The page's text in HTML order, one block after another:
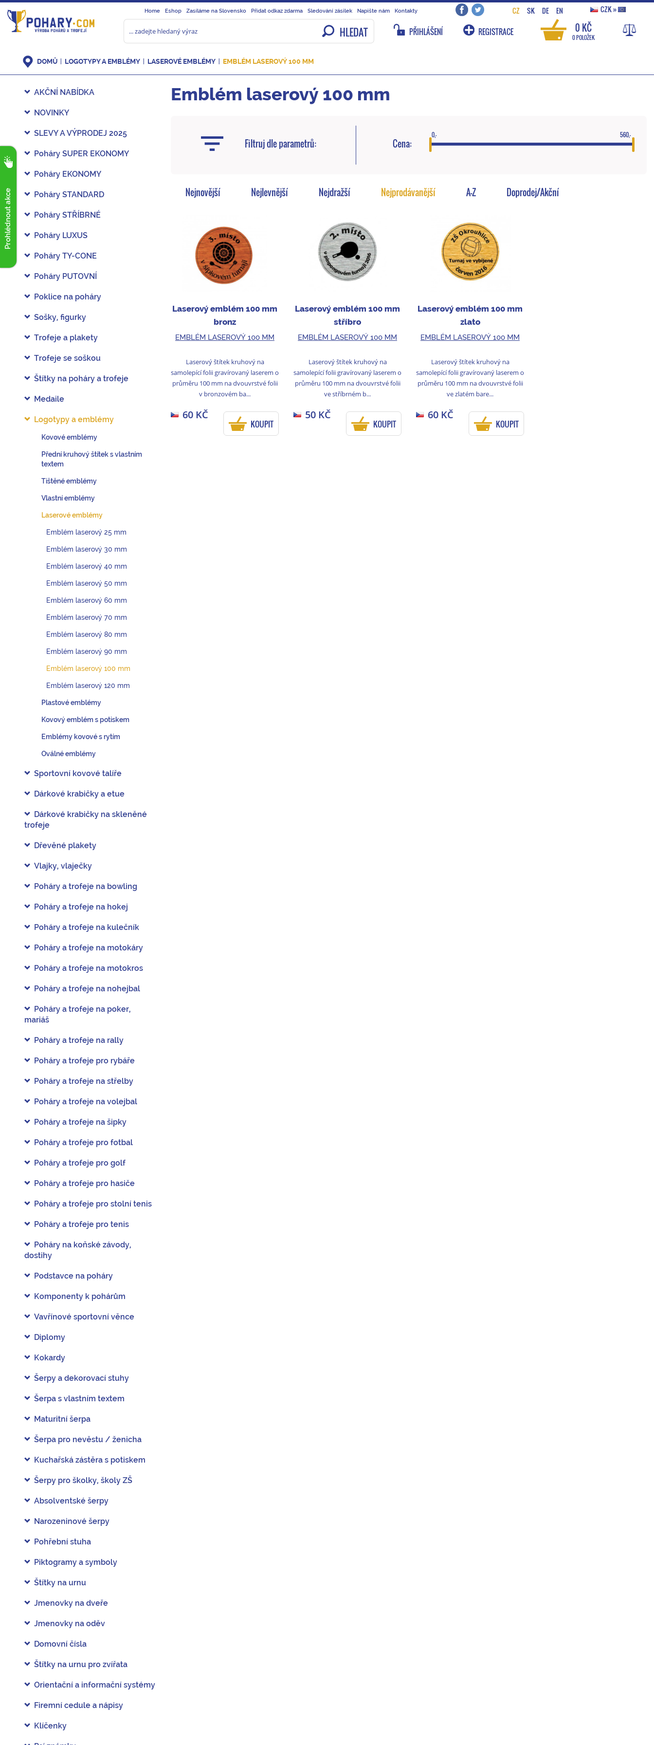
Home Eshop Zasíláme na Slovensko Přidat odkaz zdarma Sledování zásilek Napište nám Kontakty CZ SK DE EN CZK»
HLEDAT PŘIHLÁŠENÍ REGISTRACE 0 KČ
0 POLOŽEK
Prohlédnout akce
DOMŮ LOGOTYPY A EMBLÉMY LASEROVÉ EMBLÉMY EMBLÉM LASEROVÝ 100 MM
AKČNÍ NABÍDKA
NOVINKY
SLEVY A VÝPRODEJ 2025
Poháry SUPER EKONOMY
Poháry EKONOMY
Poháry STANDARD
Poháry STŘÍBRNÉ
Poháry LUXUS
Poháry TY-CONE
Poháry PUTOVNÍ
Poklice na poháry
Sošky, figurky
Trofeje a plakety
Trofeje se soškou
Štítky na poháry a trofeje
Medaile
Logotypy a emblémy
Kovové emblémy
Přední kruhový štítek s vlastním
textem
Tištěné emblémy
Vlastní emblémy
Laserové emblémy
Emblém laserový 25 mm
Emblém laserový 30 mm
Emblém laserový 40 mm
Emblém laserový 50 mm
Emblém laserový 60 mm
Emblém laserový 70 mm
Emblém laserový 80 mm
Emblém laserový 90 mm
Emblém laserový 100 mm
Emblém laserový 120 mm
Plastové emblémy
Kovový emblém s potiskem
Emblémy kovové s rytím
Oválné emblémy
Sportovní kovové talíře
Dárkové krabičky a etue
Dárkové krabičky na skleněné
trofeje
Dřevěné plakety
Vlajky, vlaječky
Poháry a trofeje na bowling
Poháry a trofeje na hokej
Poháry a trofeje na kulečník
Poháry a trofeje na motokáry
Poháry a trofeje na motokros
Poháry a trofeje na nohejbal
Poháry a trofeje na poker,
mariáš
Poháry a trofeje na rally
Poháry a trofeje pro rybáře
Poháry a trofeje na střelby
Poháry a trofeje na volejbal
Poháry a trofeje na šipky
Poháry a trofeje pro fotbal
Poháry a trofeje pro golf
Poháry a trofeje pro hasiče
Poháry a trofeje pro stolní tenis
Poháry a trofeje pro tenis
Poháry na koňské závody,
dostihy
Podstavce na poháry
Komponenty k pohárům
Vavřínové sportovní věnce
Diplomy
Kokardy
Šerpy a dekorovací stuhy
Šerpa s vlastním textem
Maturitní šerpa
Šerpa pro nevěstu / ženicha
Kuchařská zástěra s potiskem
Šerpy pro školky, školy ZŠ
Absolventské šerpy
Narozeninové šerpy
Pohřební stuha
Piktogramy a symboly
Štítky na urnu
Jmenovky na dveře
Jmenovky na oděv
Domovní čísla
Štítky na urnu pro zvířata
Orientační a informační systémy
Firemní cedule a nápisy
Klíčenky
Emblém laserový 100 mm
Filtruj dle parametrů: Cena:
0,- 560,-
Nejnovější Nejlevnější Nejdražší Nejprodávanější A-Z Doprodej/Akční
Laserový emblém 100 mm
bronz
EMBLÉM LASEROVÝ 100 MM
Laserový štítek kruhový na
samolepící folii gravírovaný laserem o
průměru 100 mm na dvouvrstvé folii
v bronzovém ba...
60 KČ
KOUPIT
Laserový emblém 100 mm
stříbro
EMBLÉM LASEROVÝ 100 MM
Laserový štítek kruhový na
samolepící folii gravírovaný laserem o
průměru 100 mm na dvouvrstvé folii
ve stříbrném b...
50 KČ
KOUPIT
Laserový emblém 100 mm
zlato
EMBLÉM LASEROVÝ 100 MM
Laserový štítek kruhový na
samolepící folii gravírovaný laserem o
průměru 100 mm na dvouvrstvé folii
ve zlatém bare...
60 KČ
KOUPIT